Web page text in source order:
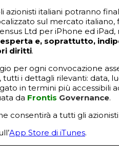
azionisti italiani potranno
sul mercato
Ltd per iPhone ed
esperta e, soprattutto,
diritti.
per ogni convocazione
i dettagli rilevanti: data,
in termini più accessibili
da Frontis Governance.
consentirà a tutti gli azionisti
App Store di iTunes.